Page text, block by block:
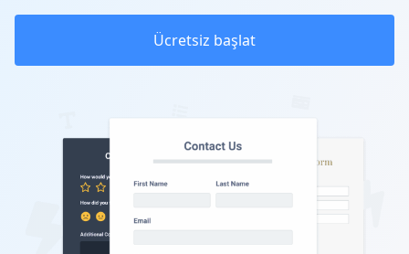
Ücretsiz başlat